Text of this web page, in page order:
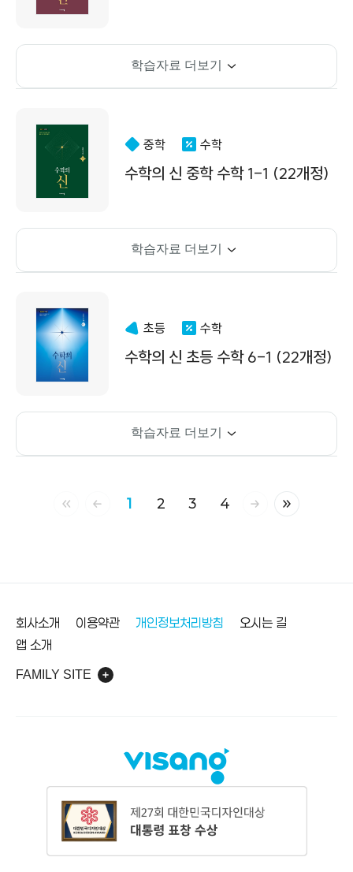
학습자료 더보기
중학 수학
수학의 신 중학 수학 1-1 (22개정)
학습자료 더보기
초등 수학
수학의 신 초등 수학 6-1 (22개정)
학습자료 더보기
처음 페이지이전 페이지
1 2 3 4 다음 페이지마지막 페이
회사소개 이용약관 개인정보처리방침
오시는 길
앱 소개
FAMILY SITE